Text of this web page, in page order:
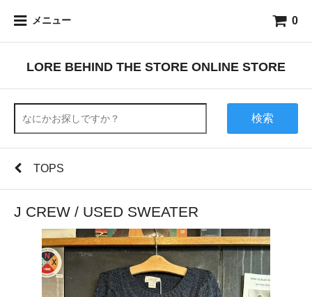
メニュー 0
LORE BEHIND THE STORE ONLINE STORE
検索
TOPS
J CREW / USED SWEATER